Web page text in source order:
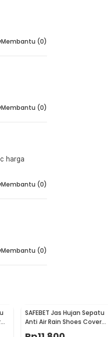
Membantu (0)
Membantu (0)
harga
Membantu (0)
Membantu (0)
SAFEBET Jas Hujan Sepatu
Anti Air Rain Shoes Cover
PVC Non Slip Strap XL 42-43